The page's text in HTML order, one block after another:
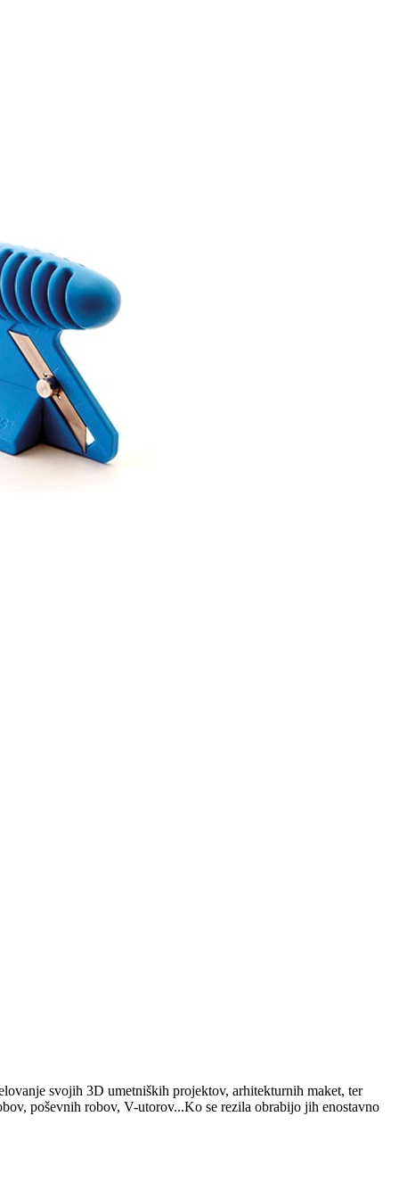
svojih 3D umetniških projektov, arhitekturnih maket, ter
poševnih robov, V-utorov...Ko se rezila obrabijo jih enostavno